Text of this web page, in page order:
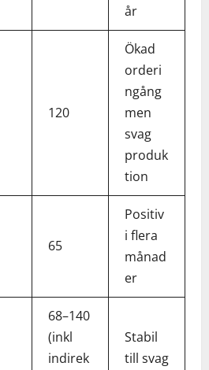
år
120
Ökad
orderi
ngång
men
svag
produk
tion
65
Positiv
i flera
månad
er
68–140
(inkl
indirek
Stabil
till svag